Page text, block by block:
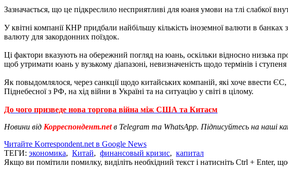
Зазначається, що це підкреслило несприятливі для юаня умови на тлі слабкої
У квітні компанії КНР придбали найбільшу кількість іноземної валюти в
валюту для закордонних поїздок.
Ці фактори вказують на обережний погляд на юань, оскільки відносно низька
щоб утримати юань у вузькому діапазоні, невизначеність щодо термінів і
Як повыдомлялося, через санкції щодо китайських компаній, які хоче ввести ЄС,
Піднебесної з РФ, на хід війни в Україні та на ситуацію у світі в цілому.
До чого призведе нова торгова війна між США та Китаєм
Новини від Корреспондент.netв Telegram та WhatsApp. Підписуйтесь на наші
Читайте Korrespondent.net в Google News
ТЕГИ: экономика, Китай, финансовый кризис, капитал
Якщо ви помітили помилку, виділіть необхідний текст і натисніть Ctrl + Enter,